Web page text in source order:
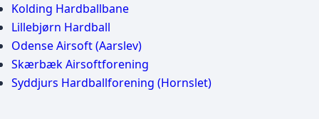
Kolding Hardballbane
Lillebjørn Hardball
Odense Airsoft (Aarslev)
Skærbæk Airsoftforening
Syddjurs Hardballforening (Hornslet)